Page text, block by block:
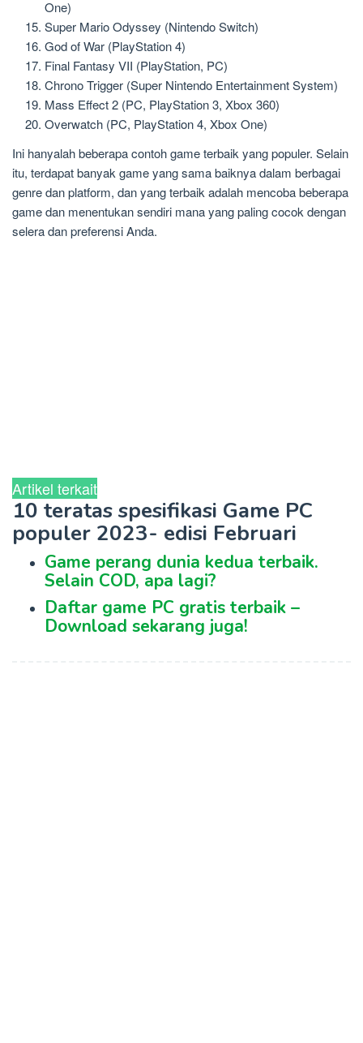
One)
Super Mario Odyssey (Nintendo Switch)
God of War (PlayStation 4)
Final Fantasy VII (PlayStation, PC)
Chrono Trigger (Super Nintendo Entertainment System)
Mass Effect 2 (PC, PlayStation 3, Xbox 360)
Overwatch (PC, PlayStation 4, Xbox One)
Ini hanyalah beberapa contoh game terbaik yang populer. Selain
itu, terdapat banyak game yang sama baiknya dalam berbagai
genre dan platform, dan yang terbaik adalah mencoba beberapa
game dan menentukan sendiri mana yang paling cocok dengan
selera dan preferensi Anda.
Artikel terkait
10 teratas spesifikasi Game PC
populer 2023- edisi Februari
Game perang dunia kedua terbaik.
Selain COD, apa lagi?
Daftar game PC gratis terbaik –
Download sekarang juga!